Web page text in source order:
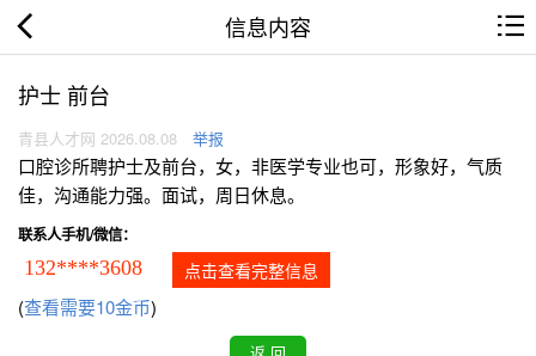
信息内容
护士 前台
青县人才网 2026.08.08 举报
口腔诊所聘护士及前台，女，非医学专业也可，形象好，气质
佳，沟通能力强。面试，周日休息。
联系人手机/微信：
132****3608 点击查看完整信息
(查看需要10金币)